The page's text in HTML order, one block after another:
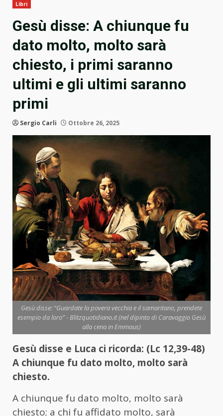
Libri
Gesù disse: A chiunque fu
dato molto, molto sarà
chiesto, i primi saranno
ultimi e gli ultimi saranno
primi
Sergio Carli Ottobre 26, 2025
Gesù disse: “Guardate la povera vecchia e il samaritano, prendete
esempio da loro” - Blitzquotidiano.it (nel dipinto di Caravaggio Gesù
alla cena in Emmaus)
Gesù disse e Luca ci ricorda: (Lc 12,39-48)
A chiunque fu dato molto, molto sarà
chiesto.
A chiunque fu dato molto, molto sarà
chiesto; a chi fu affidato molto, sarà